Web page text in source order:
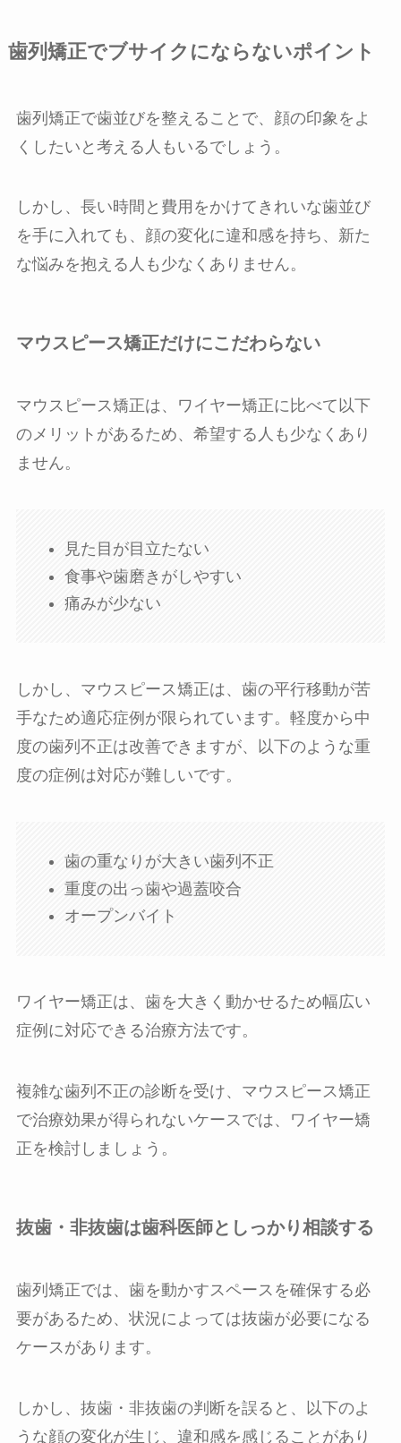
歯列矯正でブサイクにならないポイント
歯列矯正で歯並びを整えることで、顔の印象をよ
くしたいと考える人もいるでしょう。
しかし、長い時間と費用をかけてきれいな歯並び
を手に入れても、顔の変化に違和感を持ち、新た
な悩みを抱える人も少なくありません。
マウスピース矯正だけにこだわらない
マウスピース矯正は、ワイヤー矯正に比べて以下
のメリットがあるため、希望する人も少なくあり
ません。
見た目が目立たない
食事や歯磨きがしやすい
痛みが少ない
しかし、マウスピース矯正は、歯の平行移動が苦
手なため適応症例が限られています。軽度から中
度の歯列不正は改善できますが、以下のような重
度の症例は対応が難しいです。
歯の重なりが大きい歯列不正
重度の出っ歯や過蓋咬合
オープンバイト
ワイヤー矯正は、歯を大きく動かせるため幅広い
症例に対応できる治療方法です。
複雑な歯列不正の診断を受け、マウスピース矯正
で治療効果が得られないケースでは、ワイヤー矯
正を検討しましょう。
抜歯・非抜歯は歯科医師としっかり相談する
歯列矯正では、歯を動かすスペースを確保する必
要があるため、状況によっては抜歯が必要になる
ケースがあります。
しかし、抜歯・非抜歯の判断を誤ると、以下のよ
うな顔の変化が生じ、違和感を感じることがあり